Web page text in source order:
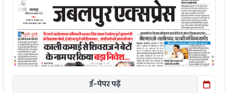
ई-पेपर पढ़ें